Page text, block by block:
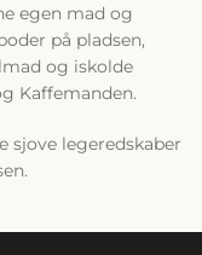
egen mad og
på pladsen,
og iskolde
Kaffemanden.
sjove legeredskaber